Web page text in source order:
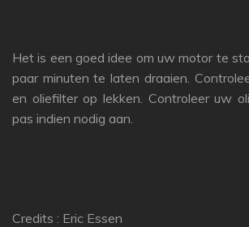
Het is een goed idee om uw motor te
paar minuten te laten draaien.
en oliefilter op lekken. Controleer uw
pas indien nodig aan.
Credits : Eric Essen